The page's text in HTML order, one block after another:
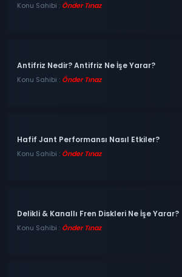
Konu Sahibi : Önder Tınaz
Antifriz Nedir? Antifriz Ne İşe Yarar?
Konu Sahibi : Önder Tınaz
Hafif Jant Performansı Nasıl Etkiler?
Konu Sahibi : Önder Tınaz
Delikli & Kanallı Fren Diskleri Ne İşe Yarar?
Konu Sahibi : Önder Tınaz